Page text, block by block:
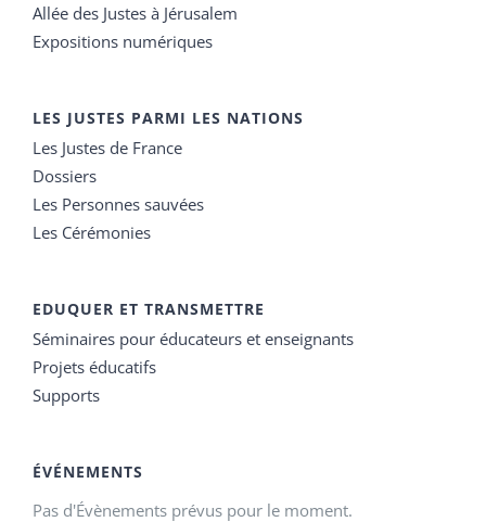
Allée des Justes à Jérusalem
Expositions numériques
LES JUSTES PARMI LES NATIONS
Les Justes de France
Dossiers
Les Personnes sauvées
Les Cérémonies
EDUQUER ET TRANSMETTRE
Séminaires pour éducateurs et enseignants
Projets éducatifs
Supports
ÉVÉNEMENTS
Pas d'Évènements prévus pour le moment.